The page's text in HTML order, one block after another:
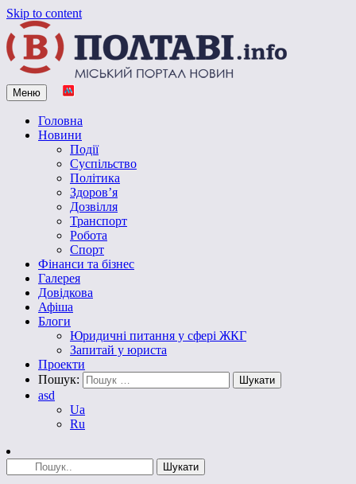
Skip to content
Vpoltave.info
Полтавський портал новин
Меню
Головна
Новини
Події
Суспільство
Політика
Здоров’я
Дозвілля
Транспорт
Робота
Спорт
Фінанси та бізнес
Галерея
Довідкова
Афіша
Блоги
Юридичні питання у сфері ЖКГ
Запитай у юриста
Проекти
Пошук:
asd
Ua
Ru